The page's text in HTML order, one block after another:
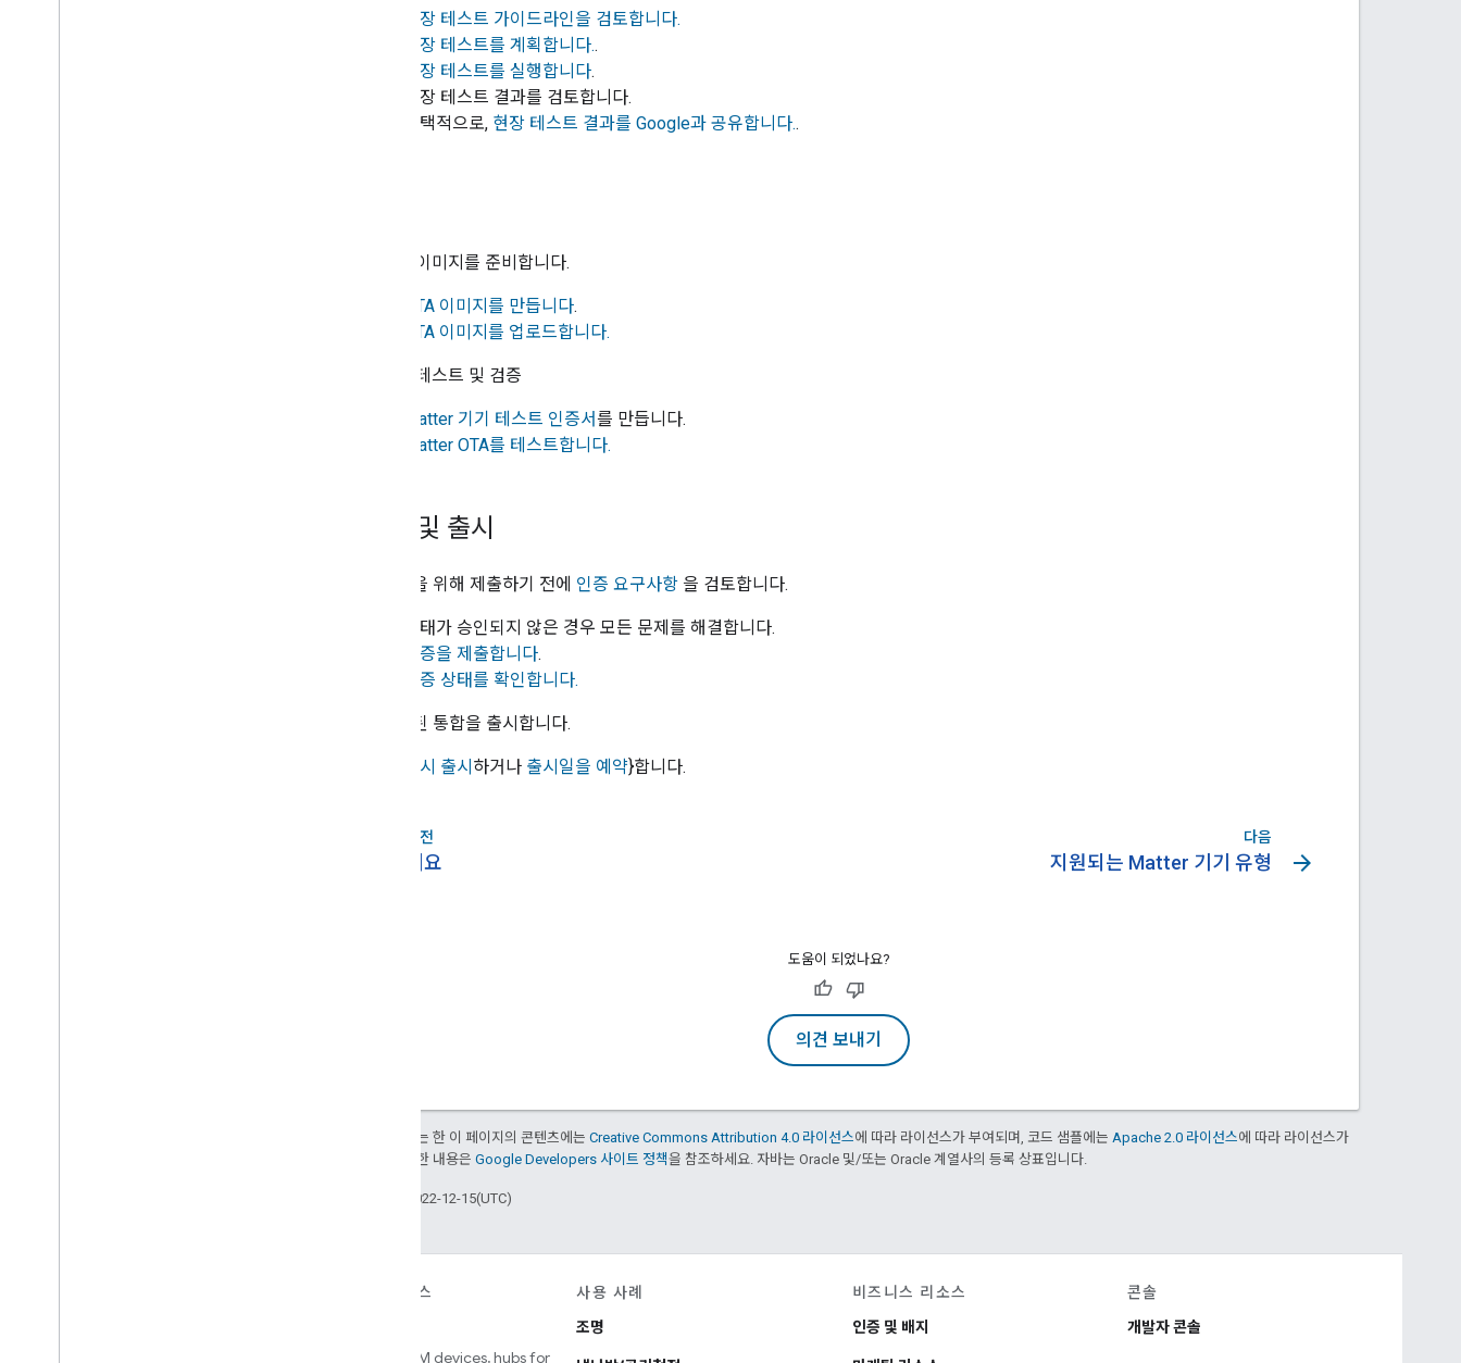
현장 테스트 가이드라인을 검토합니다.
현장 테스트를 계획합니다..
현장 테스트를 실행합니다.
4. 현장 테스트 결과를 검토합니다.
5. 선택적으로, 현장 테스트 결과를 Google과 공유합니다..
6. OTA 이미지를 준비합니다.
OTA 이미지를 만듭니다.
OTA 이미지를 업로드합니다.
7. OTA 테스트 및 검증
Matter 기기 테스트 인증서를 만듭니다.
Matter OTA를 테스트합니다.
인증 및 출시
8. 인증을 위해 제출하기 전에 인증 요구사항 을 검토합니다.
1. 상태가 승인되지 않은 경우 모든 문제를 해결합니다.
인증을 제출합니다.
인증 상태를 확인합니다.
9. 인증된 통합을 출시합니다.
즉시 출시 하거나 출시일을 예약}합니다.
이전
개요
다음
지원되는 Matter 기기 유형 arrow_forward
도움이 되었나요?
의견 보내기
달리 명시되지 않는 한 이 페이지의 콘텐츠에는 Creative Commons Attribution 4.0 라이선스에 따라 라이선스가 부여되며, 코드 샘플에는 Apache 2.0 라이선스에 따라 라이선스가
부여됩니다. 자세한 내용은 Google Developers 사이트 정책을 참조하세요. 자바는 Oracle 및/또는 Oracle 계열사의 등록 상표입니다.
최종 업데이트: 2022-12-15(UTC)
앱, 플랫폼, 서비스
Access over 600M devices, hubs for
사용 사례
조명
비즈니스 리소스
인증 및 배지
콘솔
개발자 콘솔